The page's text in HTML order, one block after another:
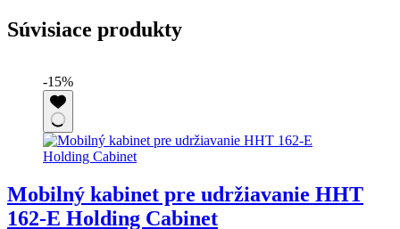
Súvisiace produkty
-15%
Mobilný kabinet pre udržiavanie HHT
162-E Holding Cabinet